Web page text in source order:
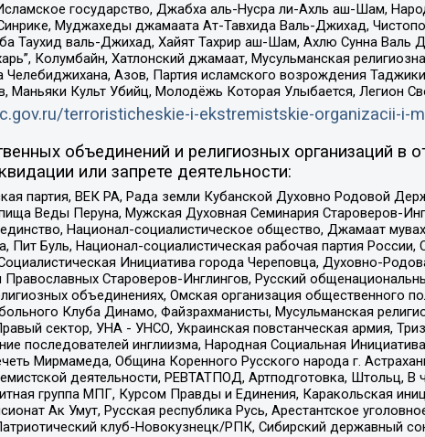
государство, Джабха аль-Нусра ли-Ахль аш-Шам,
Муджахеды джамаата Ат-Тавхида Валь-Джихад,
Таухид валь-Джихад, Хайят Тахрир аш-Шам, Ахлю Сунна Валь
Колумбайн, Хатлонский джамаат, Мусульманская
Челебиджихана, Азов, Партия исламского возрождения
Маньяки Культ Убийц, Молодёжь Которая Улыбается, Легион
terroristicheskie-i-ekstremistskie-organizacii-i-
объединений и религиозных организаций в
или запрете деятельности:
партия, ВЕК РА, Рада земли Кубанской Духовно Родовой
Веды Перуна, Мужская Духовная Семинария Староверов-
Национал-социалистическое общество, Джамаат
Пит Буль, Национал-социалистическая рабочая партия
Инициатива города Череповца, Духовно-
Православных Староверов-Инглингов, Русский
объединениях, Омская организация общественного
Клуба Динамо, Файзрахманисты, Мусульманская
сектор, УНА - УНСО, Украинская повстанческая армия,
последователей инглиизма, Народная Социальная
Мирмамеда, Община Коренного Русского народа г.
деятельности, РЕВТАТПОД, Артподготовка, Штольц,
группа МПГ, Курсом Правды и Единения, Каракольская
Ак Умут, Русская республика Русь, Арестантское
клуб-Новокузнецк/РПК, Сибирский державный